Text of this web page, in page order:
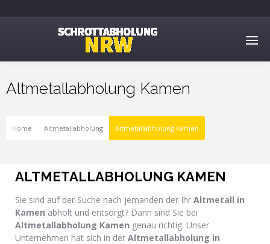
Altmetallabholung Kamen
Home Altmetallabholung Altmetallabholung Kamen
ALTMETALLABHOLUNG KAMEN
Sie sind auf der Suche nach jemanden der Ihr Altmetall in
Kamen abholt und entsorgt? Dann sind Sie bei
Altmetallabholung Kamen genau richtig: Unser
Unternehmen hat sich in der Altmetallabholung in